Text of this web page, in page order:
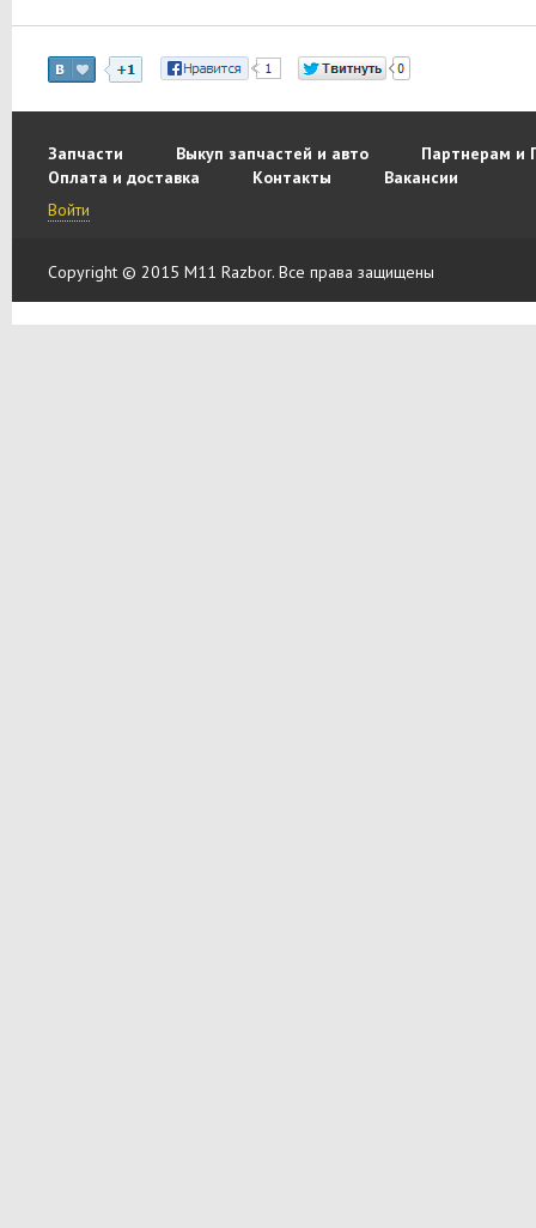
Запчасти Выкуп запчастей и авто
Партнерам и
Оплата и доставка
Контакты
Вакансии
Войти
Copyright © 2015 M11 Razbor. Все права защищены